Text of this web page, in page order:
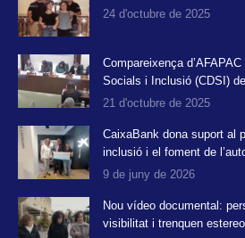
new
window
new
window
new
window
24 d'octubre de 2025
Compareixença
Socials i Inclusió (CDSI)
21 d'octubre de 2025
CaixaBank dona suport al
inclusió i el foment de
9 de juny de 2026
Nou vídeo documental:
visibilitat i trenquen